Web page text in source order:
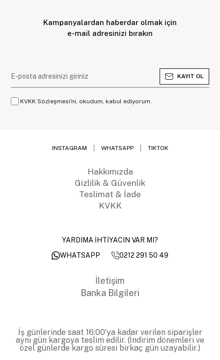
Kampanyalardan haberdar olmak için
e-mail adresinizi bırakın
KAYIT OL
KVKK Sözleşmesi'ni, okudum, kabul ediyorum.
INSTAGRAM WHATSAPP TIKTOK
Hakkımızda
Gizlilik & Güvenlik
Teslimat & İade
KVKK
YARDIMA İHTİYACIN VAR MI?
WHATSAPP
0212 291 50 49
İletişim
Banka Bilgileri
İş günlerinde saat 16:00’ya kadar verilen siparişler
aynı gün kargoya teslim edilir. (İndirim dönemleri ve
özel günlerde kargo süresi birkaç gün uzayabilir.)